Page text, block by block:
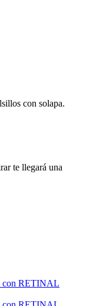
con solapa.
te llegará una